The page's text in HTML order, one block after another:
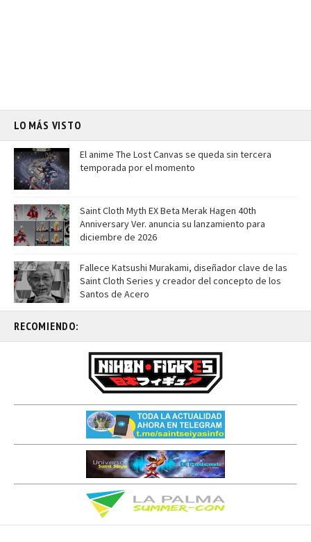
LO MÁS VISTO
El anime The Lost Canvas se queda sin tercera
temporada por el momento
Saint Cloth Myth EX Beta Merak Hagen 40th
Anniversary Ver. anuncia su lanzamiento para
diciembre de 2026
Fallece Katsushi Murakami, diseñador clave de las
Saint Cloth Series y creador del concepto de los
Santos de Acero
RECOMIENDO: